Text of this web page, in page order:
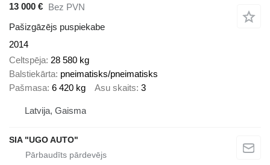
13 000 €
Bez PVN
Pašizgāzējs puspiekabe
2014
Celtspēja 28 580 kg
Balstiekārta pneimatisks/pneimatisks
Pašmasa 6 420 kg Asu skaits 3
Latvija, Gaisma
SIA "UGO AUTO"